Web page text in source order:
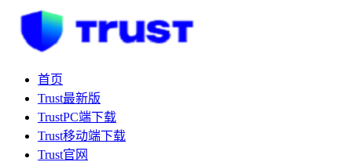
首页
Trust最新版
TrustPC端下载
Trust移动端下载
Trust官网